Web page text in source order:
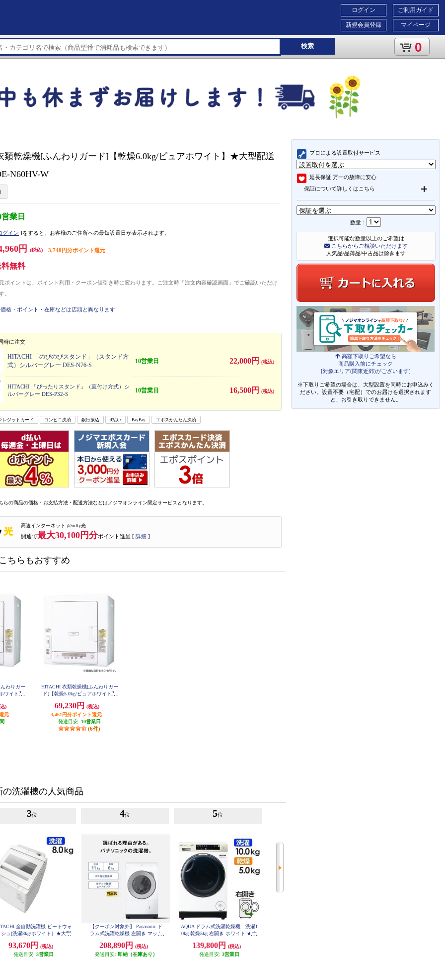
ご利用ガイド
マイページ
ログイン
新規会員登録
検索 0
プロによる設置取付サービス
延長保証 万一の故障に安心
保証について詳しくはこちら
数量：
選択可能な数量以上のご希望は
こちらからご相談いただけます
人気品/品薄品/中古品は除きます
高額下取りご希望なら
商品購入前にチェック
[対象エリア(関東近郊)がございます]
※下取りご希望の場合は、大型設置を同時にお申込みく
ださい。設置不要（宅配）でのお届けを選択されます
と、お引き取りできません。
類乾燥機[ふんわりガード]【乾燥6.0kg/ピュアホワイト】★大型配送
N60HV-W
営業日
グイン ]をすると、お客様のご住所への最短設置日が表示されます。
円 (税込) 3,748円分ポイント還元
料無料
ポイントは、ポイント利用・クーポン値引き時に変わります。ご注文時「注文内容確認画面」でご確認いただけ
。
価格・ポイント・在庫などは店頭と異なります
時に注文
HITACHI 「のびのびスタンド」（スタンド方
式）シルバーグレー DES-N76-S
10営業日 22,000円 (税込)
HITACHI 「ぴったりスタンド」（直付け方式）シ
ルバーグレー DES-P32-S
10営業日 16,500円 (税込)
レジットカード コンビニ決済 銀行振込 d払い PayPay エポスかんたん決済
らの商品の価格・お支払方法・配送方法などはノジマオンライン限定サービスとなります。
高速インターネット @nifty光
開通で最大30,100円分ポイント進呈 [ 詳細 ]
ちらもおすすめ
わりガー
ワイト】
)
元
HITACHI 衣類乾燥機[ふんわりガー
ド]【乾燥5.0kg/ピュアホワイト】
69,230円
(税込)
3,461円分ポイント還元
発送目安: 10営業日
(6件)
の洗濯機の人気商品
3位
全自動洗濯機 ビートウォ
シュ[洗濯8kg/ホワイト］★大型
93,670円
(税込)
発送目安: 3営業日
4位
【クーポン対象外】 Panasonic ド
ラム式洗濯乾燥機 左開き マット
LX113EL-W
208,890円
(税込)
発送目安: 即納（在庫あり）
5位
AQUA ドラム式洗濯乾燥機 洗濯1
0kg 乾燥5kg 右開き ホワイト ★大
139,800円
(税込)
発送目安: 3営業日